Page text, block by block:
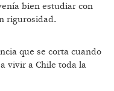
bien estudiar con
rigurosidad.
que se corta cuando
vivir a Chile toda la